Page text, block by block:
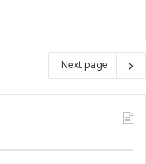
Next page